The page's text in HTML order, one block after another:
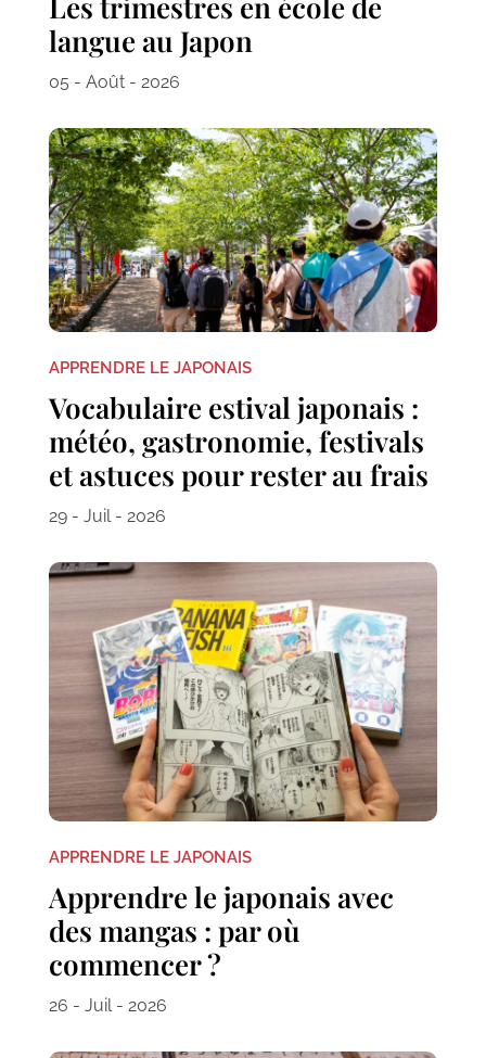
langue au Japon
05 - Août - 2026
APPRENDRE LE JAPONAIS
Vocabulaire estival japonais :
météo, gastronomie, festivals
et astuces pour rester au frais
29 - Juil - 2026
APPRENDRE LE JAPONAIS
Apprendre le japonais avec
des mangas : par où
commencer ?
26 - Juil - 2026